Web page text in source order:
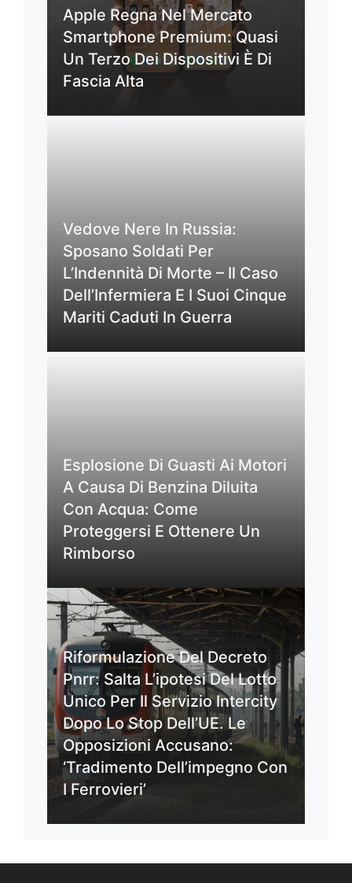
Apple Regna Nel Mercato
Smartphone Premium: Quasi
Un Terzo Dei Dispositivi È Di
Fascia Alta
Vedove Nere In Russia:
Sposano Soldati Per
L’Indennità Di Morte – Il Caso
Dell’Infermiera E I Suoi Cinque
Mariti Caduti In Guerra
Esplosione Di Guasti Ai Motori
A Causa Di Benzina Diluita
Con Acqua: Come
Proteggersi E Ottenere Un
Rimborso
Riformulazione Del Decreto
Pnrr: Salta L’ipotesi Del Lotto
Unico Per Il Servizio Intercity
Dopo Lo Stop Dell’UE. Le
Opposizioni Accusano:
‘Tradimento Dell’impegno Con
I Ferrovieri’